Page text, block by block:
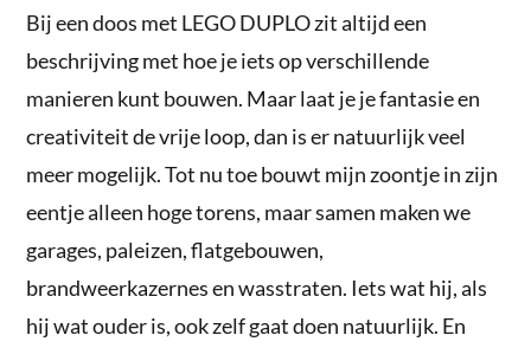
Bij een doos met LEGO DUPLO zit altijd een
beschrijving met hoe je iets op verschillende
manieren kunt bouwen. Maar laat je je fantasie en
creativiteit de vrije loop, dan is er natuurlijk veel
meer mogelijk. Tot nu toe bouwt mijn zoontje in zijn
eentje alleen hoge torens, maar samen maken we
garages, paleizen, flatgebouwen,
brandweerkazernes en wasstraten. Iets wat hij, als
hij wat ouder is, ook zelf gaat doen natuurlijk. En